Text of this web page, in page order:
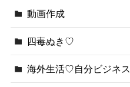
動画作成
四毒ぬき♡
海外生活♡自分ビジネス